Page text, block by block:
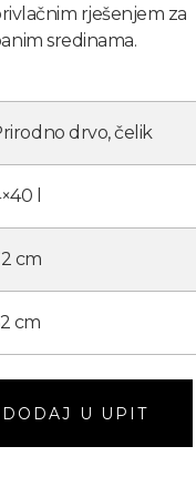
rješenjem za
sredinama.
drvo, čelik
l
cm
cm
DODAJ U UPIT